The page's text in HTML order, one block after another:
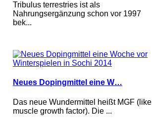
Tribulus terrestries ist als
Nahrungsergänzung schon vor 1997
bek...
Neues Dopingmittel eine W…
Das neue Wundermittel heißt MGF (like
muscle growth factor). Die ...